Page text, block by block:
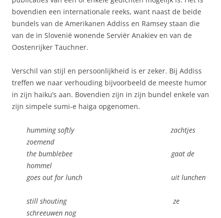
bovendien een internationale reeks, want naast de beide
bundels van de Amerikanen Addiss en Ramsey staan die
van de in Slovenië wonende Serviër Anakiev en van de
Oostenrijker Tauchner.
Verschil van stijl en persoonlijkheid is er zeker. Bij Addiss
treffen we naar verhouding bijvoorbeeld de meeste humor
in zijn haiku’s aan. Bovendien zijn in zijn bundel enkele van
zijn simpele sumi-e haiga opgenomen.
humming softly zachtjes
zoemend
the bumblebee gaat de
hommel
goes out for lunch uit lunchen
still shouting ze
schreeuwen nog